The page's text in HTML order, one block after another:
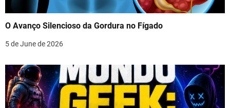
O Avanço Silencioso da Gordura no Fígado
5 de June de 2026